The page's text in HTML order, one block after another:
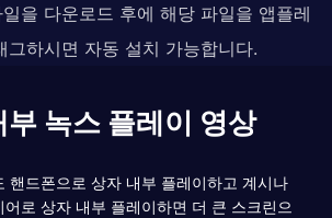
을 다운로드 후에 해당 파일을 앱플레
그하시면 자동 설치 가능합니다.
부 녹스 플레이 영상
핸드폰으로 상자 내부 플레이하고 계시나
어로 상자 내부 플레이하면 더 큰 스크린으